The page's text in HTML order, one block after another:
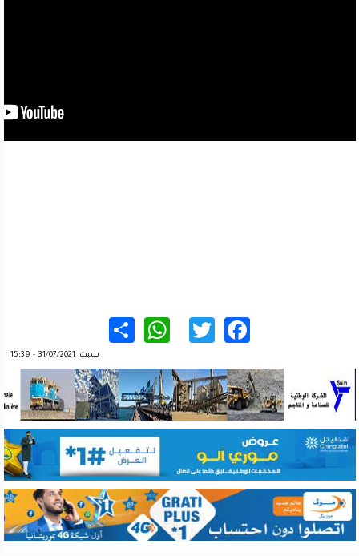
Facebook
Twitter
WhatsApp
سبت, 31/07/2021 - 15:39